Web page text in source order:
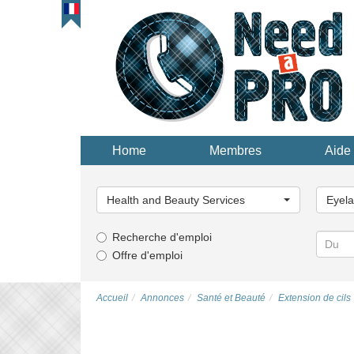
Home Membres Aide
une
catégorie...
Health and Beauty Services
une
Recherche d'emploi
Offre d'emploi
Accueil Annonces Santé et Beauté Extension de cils